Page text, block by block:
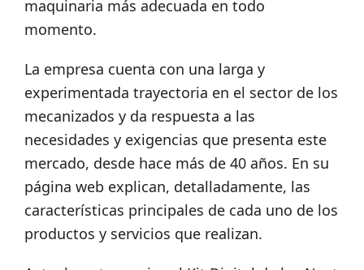
maquinaria más adecuada en todo
momento.
La empresa cuenta con una larga y
experimentada trayectoria en el sector de los
mecanizados y da respuesta a las
necesidades y exigencias que presenta este
mercado, desde hace más de 40 años. En su
página web explican, detalladamente, las
características principales de cada uno de los
productos y servicios que realizan.